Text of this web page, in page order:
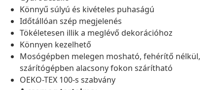
Könnyű súlyú és kivételes puhaságú
Időtállóan szép megjelenés
Tökéletesen illik a meglévő dekorációhoz
Könnyen kezelhető
Mosógépben melegen mosható, fehérítő nélkül,
szárítógépben alacsony fokon szárítható
OEKO-TEX 100-s szabvány